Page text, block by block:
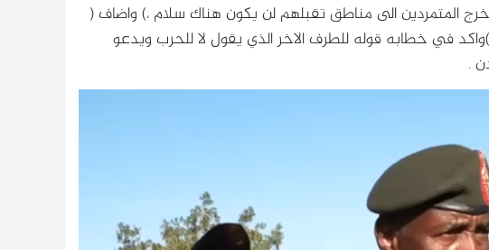
وخرج المتمردين الى مناطق تقبلهم لن يكون هناك سلام ،) واضاف (
في خطابه قوله للطرف الاخر الذي يقول لا للحرب ويدعو
.